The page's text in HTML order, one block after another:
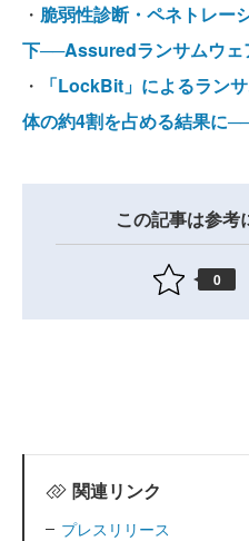
・ 脆弱性診断・ペネトレー
下──Assuredランサムウェ
・
「LockBit」によるラン
体の約4割を占める結果に
この記事は参考
0
関連リンク
プレスリリース